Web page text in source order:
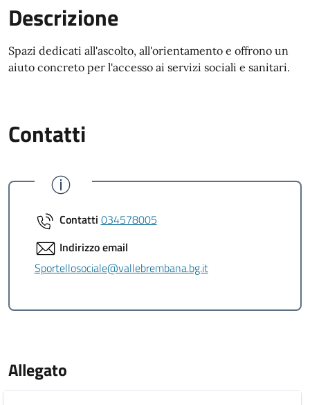
Descrizione
Spazi dedicati all'ascolto, all'orientamento e offrono un
aiuto concreto per l'accesso ai servizi sociali e sanitari.
Contatti
Contatti 034578005
Indirizzo email
Sportellosociale@vallebrembana.bg.it
Allegato